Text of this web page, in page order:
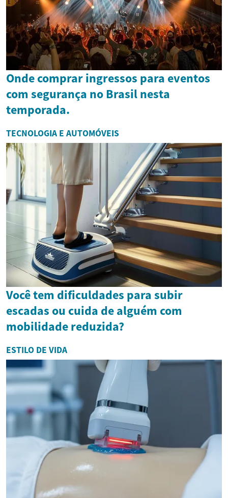
Onde comprar ingressos para eventos
com segurança no Brasil nesta
temporada.
TECNOLOGIA E AUTOMÓVEIS
Você tem dificuldades para subir
escadas ou cuida de alguém com
mobilidade reduzida?
ESTILO DE VIDA